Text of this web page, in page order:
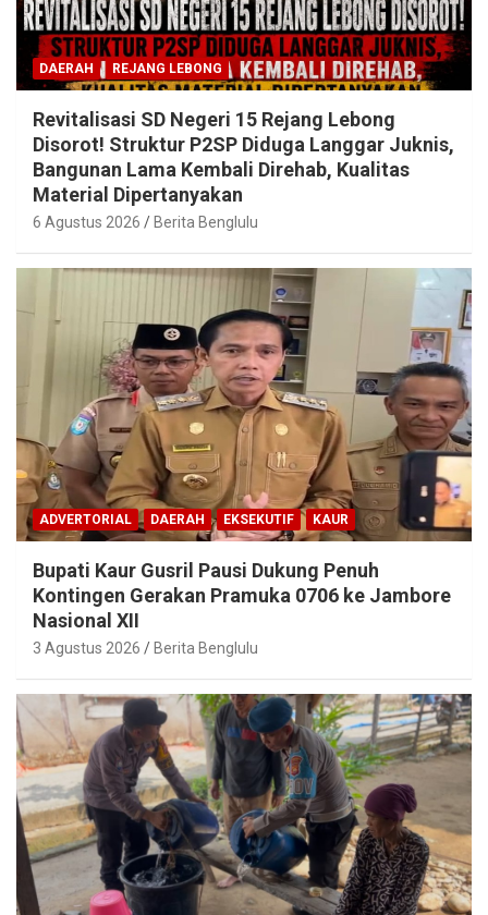
DAERAH REJANG LEBONG
Revitalisasi SD Negeri 15 Rejang Lebong
Disorot! Struktur P2SP Diduga Langgar Juknis,
Bangunan Lama Kembali Direhab, Kualitas
Material Dipertanyakan
6 Agustus 2026 Berita Benglulu
ADVERTORIAL DAERAH EKSEKUTIF KAUR
Bupati Kaur Gusril Pausi Dukung Penuh
Kontingen Gerakan Pramuka 0706 ke Jambore
Nasional XII
3 Agustus 2026 Berita Benglulu